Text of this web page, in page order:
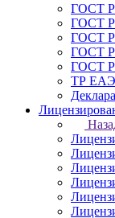
ГОСТ Р
ГОСТ Р
ГОСТ Р
ГОСТ
ГОСТ Р
ТР